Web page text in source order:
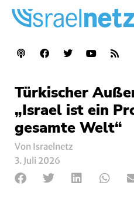
Türkischer
„Israel ist ein
gesamte Welt“
Von Israelnetz
3. Juli 2026